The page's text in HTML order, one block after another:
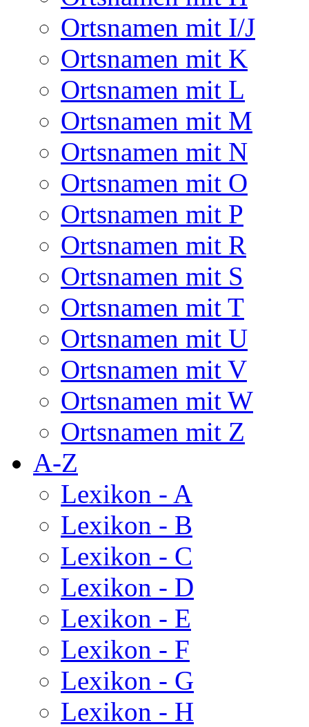
Ortsnamen mit I/J
Ortsnamen mit K
Ortsnamen mit L
Ortsnamen mit M
Ortsnamen mit N
Ortsnamen mit O
Ortsnamen mit P
Ortsnamen mit R
Ortsnamen mit S
Ortsnamen mit T
Ortsnamen mit U
Ortsnamen mit V
Ortsnamen mit W
Ortsnamen mit Z
A-Z
Lexikon - A
Lexikon - B
Lexikon - C
Lexikon - D
Lexikon - E
Lexikon - F
Lexikon - G
Lexikon - H